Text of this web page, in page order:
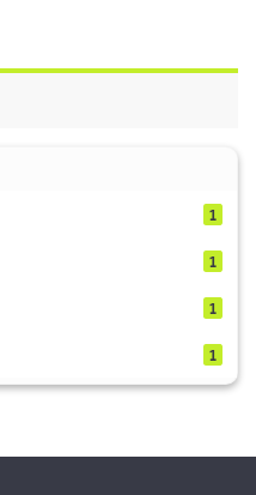
1
1
1
1